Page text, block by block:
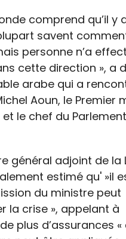
comprend qu’il y
savent
personne n’a
cette direction », a
arabe qui a
Aoun, le Premier
et le chef du
général adjoint de la
estimé qu' »il
du ministre peut
la crise », appelant à
plus d’assurances «